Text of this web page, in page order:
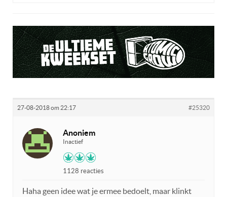
27-08-2018 om 22:17 #25320
Anoniem
Inactief
1128 reacties
Haha geen idee wat je ermee bedoelt, maar klinkt